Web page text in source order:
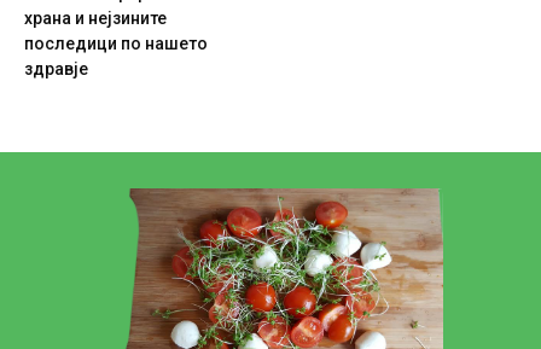
храна и нејзините
последици по нашето
здравје